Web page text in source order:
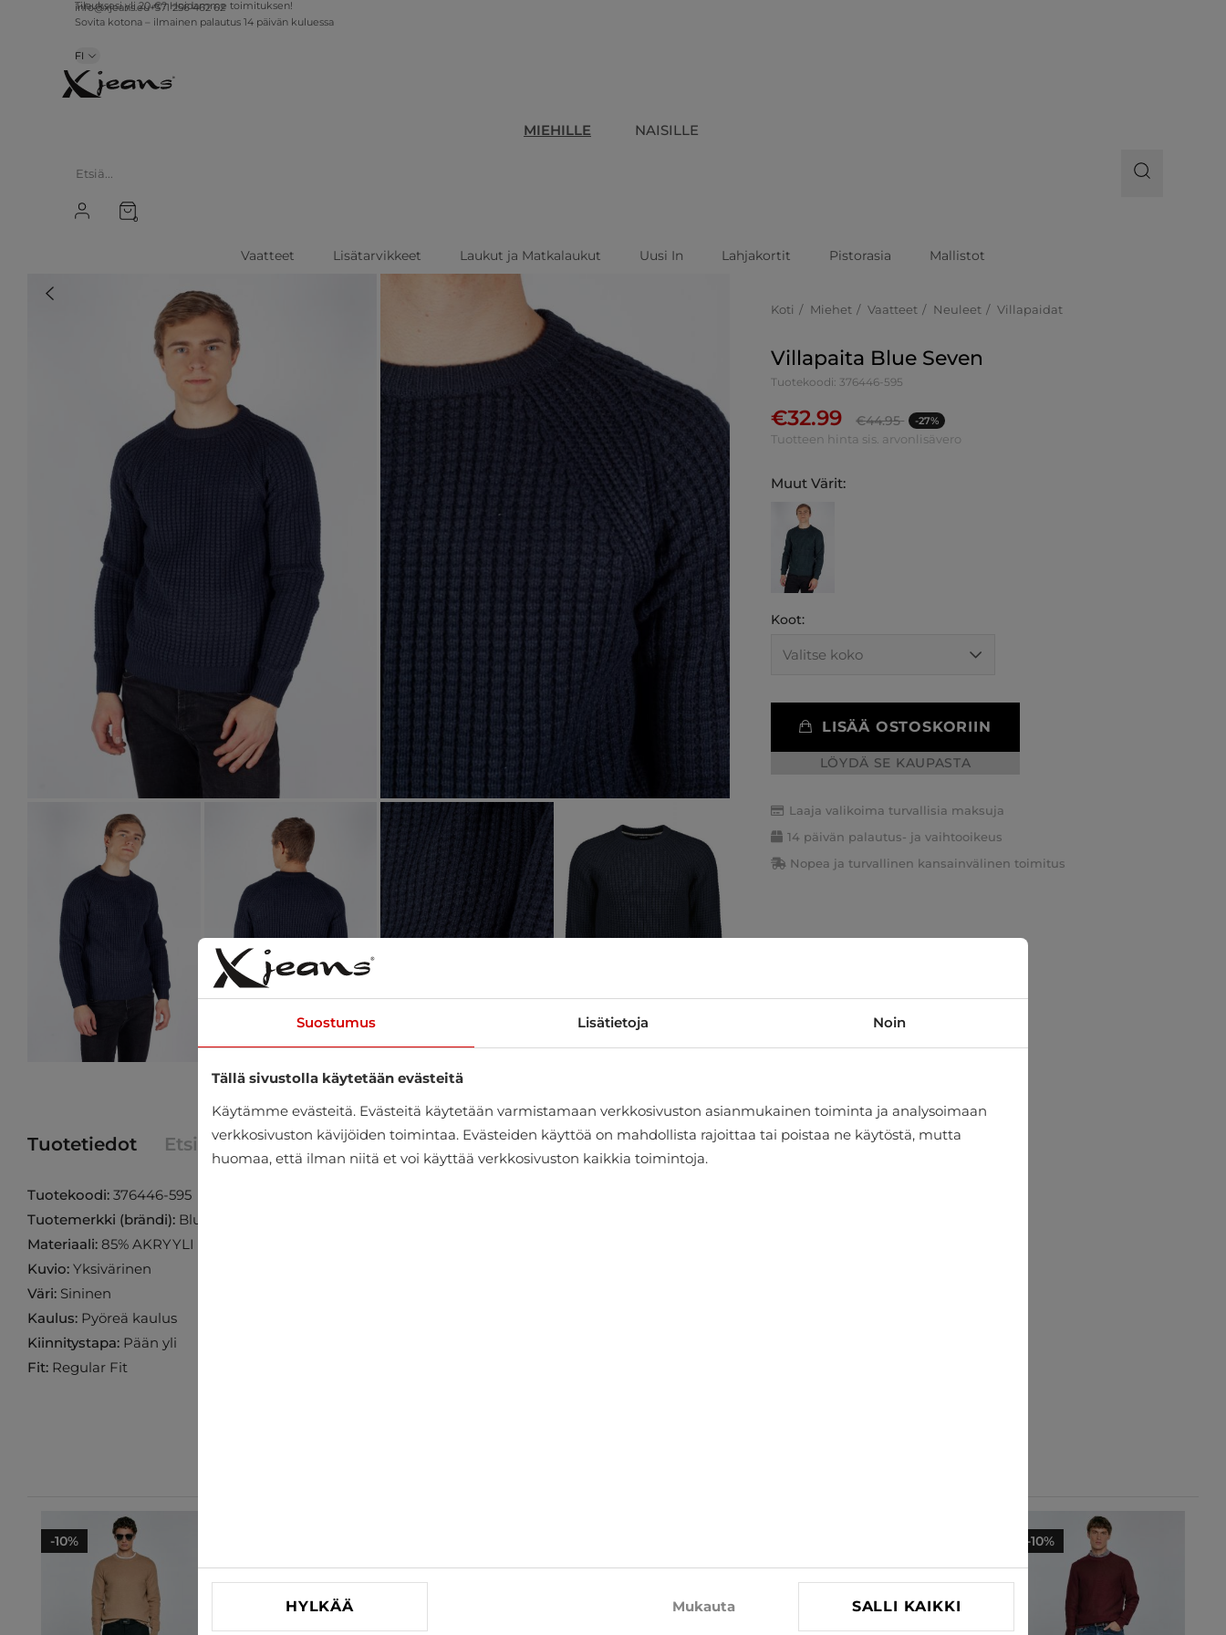
info@xjeans.eu+371 256 462 62
Tilauksesi yli 20 €? Hoidamme toimituksen!
FI
MIEHILLE NAISILLE
0
Vaatteet Lisätarvikkeet Laukut ja Matkalaukut Uusi In Lahjakortit Pistorasia Mallistot
Koti Miehet Vaatteet Neuleet Villapaidat
Villapaita Blue Seven
Tuotekoodi: 376446-595
€32.99 €44.95 -27%
Tuotteen hinta sis. arvonlisävero
Muut Värit:
Koot:
LISÄÄ OSTOSKORIIN
LÖYDÄ SE KAUPASTA
Laaja valikoima turvallisia maksuja
14 päivän palautus- ja vaihtooikeus
Nopea ja turvallinen kansainvälinen toimitus
Tuotetiedot Etsi tuote myymälästä
Tuotekoodi: 376446-595
Tuotemerkki (brändi): Blue Seven
Materiaali: 85% AKRYYLI 15% VILLA
Kuvio: Yksivärinen
Väri: Sininen
Kaulus: Pyöreä kaulus
Kiinnitystapa: Pään yli
Fit: Regular Fit
-10%
-10%
Suostumus Lisätietoja Noin
Tällä sivustolla käytetään evästeitä
Käytämme evästeitä. Evästeitä käytetään varmistamaan verkkosivuston asianmukainen toiminta ja analysoimaan
verkkosivuston kävijöiden toimintaa. Evästeiden käyttöä on mahdollista rajoittaa tai poistaa ne käytöstä, mutta
huomaa, että ilman niitä et voi käyttää verkkosivuston kaikkia toimintoja.
HYLKÄÄ Mukauta SALLI KAIKKI